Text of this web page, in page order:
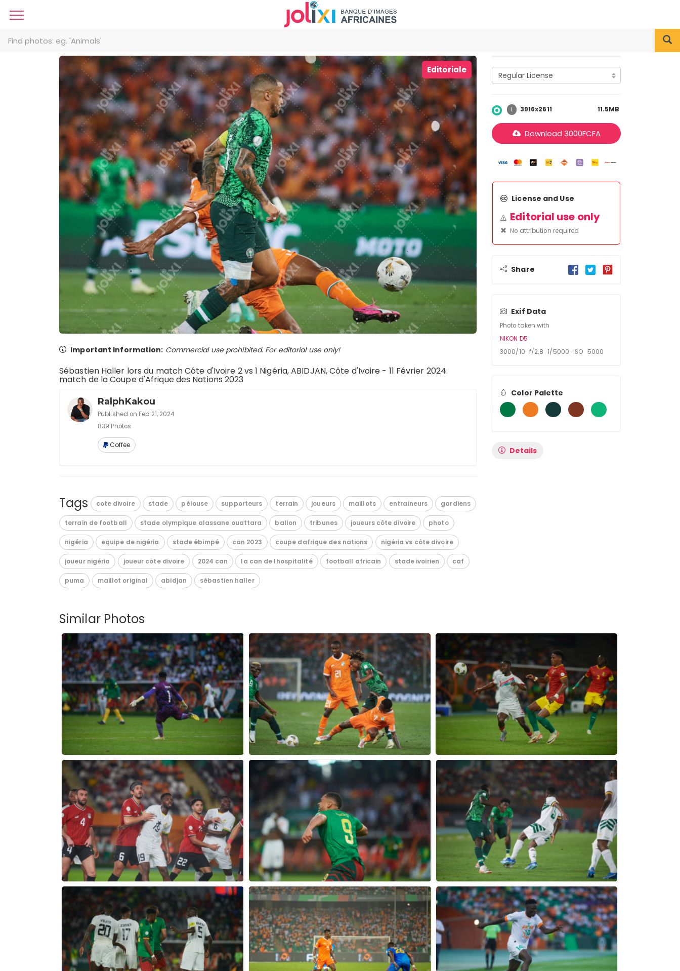
Editoriale
Important information: Commercial use prohibited. For editorial use only!
Sébastien Haller lors du match Côte d'Ivoire 2 vs 1 Nigéria, ABIDJAN, Côte d'Ivoire - 11 Février 2024.
match de la Coupe d'Afrique des Nations 2023
RalphKakou
Published on Feb 21, 2024
839 Photos
Coffee
Tags cote divoire stade pélouse supporteurs terrain joueurs maillots entraineurs gardiens
terrain de football stade olympique alassane ouattara ballon tribunes joueurs côte divoire photo
nigéria equipe de nigéria stade ébimpé can 2023 coupe dafrique des nations nigéria vs côte divoire
joueur nigéria joueur côte divoire 2024 can la can de lhospitalité football africain stade ivoirien caf
puma maillot original abidjan sébastien haller
L 3916x2611 11.5MB
Download 3000FCFA
License and Use
Editorial use only
No attribution required
Share
Exif Data
Photo taken with
NIKON D5
3000/10 f/2.8 1/5000 ISO 5000
Color Palette
Details
Similar Photos